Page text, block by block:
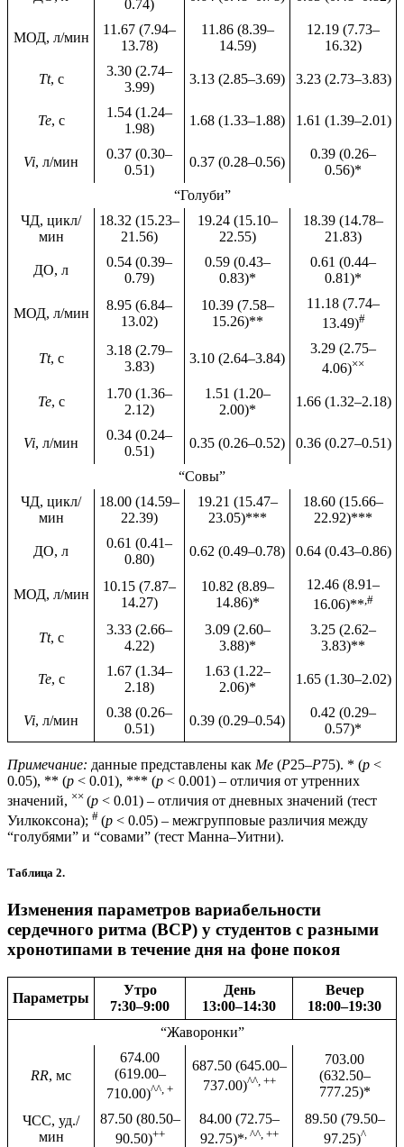
0.74)
МОД, л/мин
11.67 (7.94–
13.78)
11.86 (8.39–
14.59)
12.19 (7.73–
16.32)
Tt, с
3.30 (2.74–
3.99)
3.13 (2.85–3.69) 3.23 (2.73–3.83)
Te, с
1.54 (1.24–
1.98)
1.68 (1.33–1.88) 1.61 (1.39–2.01)
Vi, л/мин
0.37 (0.30–
0.51)
0.37 (0.28–0.56)
0.39 (0.26–
0.56)*
“Голуби”
ЧД, цикл/
мин
18.32 (15.23–
21.56)
19.24 (15.10–
22.55)
18.39 (14.78–
21.83)
ДО, л
0.54 (0.39–
0.79)
0.59 (0.43–
0.83)*
0.61 (0.44–
0.81)*
МОД, л/мин
8.95 (6.84–
13.02)
10.39 (7.58–
15.26)**
11.18 (7.74–
13.49)#
Tt, с
3.18 (2.79–
3.83)
3.10 (2.64–3.84)
3.29 (2.75–
4.06)××
Te, с
1.70 (1.36–
2.12)
1.51 (1.20–
2.00)*
1.66 (1.32–2.18)
Vi, л/мин
0.34 (0.24–
0.51)
0.35 (0.26–0.52) 0.36 (0.27–0.51)
“Совы”
ЧД, цикл/
мин
18.00 (14.59–
22.39)
19.21 (15.47–
23.05)***
18.60 (15.66–
22.92)***
ДО, л
0.61 (0.41–
0.80)
0.62 (0.49–0.78) 0.64 (0.43–0.86)
МОД, л/мин
10.15 (7.87–
14.27)
10.82 (8.89–
14.86)*
12.46 (8.91–
16.06)** #
Tt, с
3.33 (2.66–
4.22)
3.09 (2.60–
3.88)*
3.25 (2.62–
3.83)**
Te, с
1.67 (1.34–
2.18)
1.63 (1.22–
2.06)*
1.65 (1.30–2.02)
Vi, л/мин
0.38 (0.26–
0.51)
0.39 (0.29–0.54)
0.42 (0.29–
0.57)*
Примечание: данные представлены как Me (Р25–Р75). * (p <
0.05), ** (p < 0.01), *** (p < 0.001) – отличия от утренних
значений, ×× (p < 0.01) – отличия от дневных значений (тест
Уилкоксона); # (p < 0.05) – межгрупповые различия между
“голубями” и “совами” (тест Манна–Уитни).
Таблица 2.
Изменения параметров вариабельности
сердечного ритма (ВСР) у студентов с разными
хронотипами в течение дня на фоне покоя
Параметры
Утро
7:30–9:00
День
13:00–14:30
Вечер
18:00–19:30
“Жаворонки”
RR, мс
674.00
(619.00–
710.00)^^, +
687.50 (645.00–
737.00)^^, ++
703.00
(632.50–
777.25)*
ЧCC, уд./
мин
87.50 (80.50–
90.50)++
84.00 (72.75–
92.75)* , ^^, ++
89.50 (79.50–
97.25)^